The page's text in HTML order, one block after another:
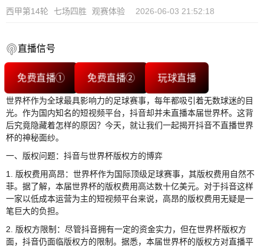
西甲第14轮 七场四胜 观赛体验 2026-06-03 21:52:18
直播信号
免费直播① 免费直播② 玩球直播
世界杯作为全球最具影响力的足球赛事，每年都吸引着无数球迷的目
光。作为国内知名的短视频平台，抖音却并未直播本届世界杯。这背
后究竟隐藏着怎样的原因？今天，就让我们一起揭开抖音不直播世界
杯的神秘面纱。
一、版权问题：抖音与世界杯版权方的博弈
1. 版权费用高昂：世界杯作为国际顶级足球赛事，其版权费用自然不
菲。据了解，本届世界杯的版权费用高达数十亿美元。对于抖音这样
一家以低成本运营为主的短视频平台来说，高昂的版权费用无疑是一
笔巨大的负担。
2. 版权方限制：尽管抖音拥有一定的资金实力，但在世界杯版权方
面，抖音仍面临版权方的限制。据悉，本届世界杯的版权方对直播平